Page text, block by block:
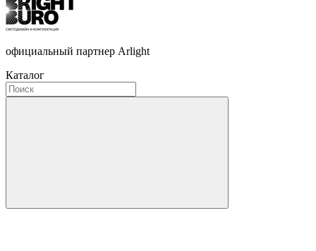
официальный партнер Arlight
Каталог